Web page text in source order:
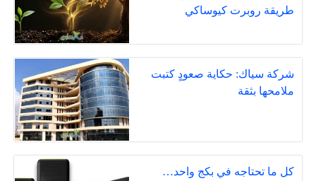
طريقة روبرت كيوساكي
شركة سياك: حكاية صعودٍ كتبت
ملامحها بثقة
كل ما تحتاجه في بكج واحد…